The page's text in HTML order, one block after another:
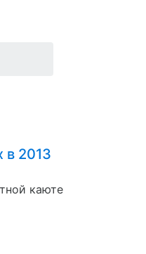
в 2013
каюте